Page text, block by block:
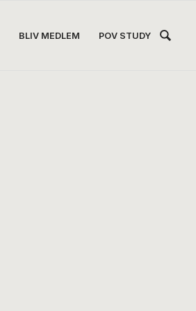
BLIV MEDLEM POV STUDY